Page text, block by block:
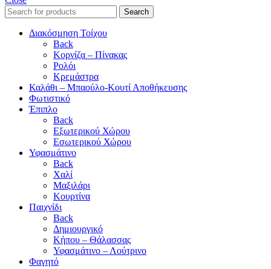
Search
Διακόσμηση Τοίχου
Back
Κορνίζα – Πίνακας
Ρολόι
Κρεμάστρα
Καλάθι – Μπαούλο-Κουτί Αποθήκευσης
Φωτιστικό
Έπιπλο
Back
Εξωτερικού Χώρου
Εσωτερικού Χώρου
Υφασμάτινο
Back
Χαλί
Μαξιλάρι
Κουρτίνα
Παιχνίδι
Back
Δημιουργικό
Κήπου – Θάλασσας
Υφασμάτινο – Λούτρινο
Φαγητό